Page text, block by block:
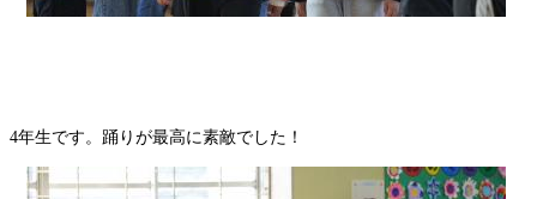
4年生です。踊りが最高に素敵でした！